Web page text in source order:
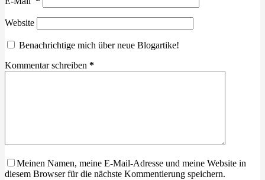
Website
Benachrichtige mich über neue Blogartike!
Kommentar schreiben *
Meinen Namen, meine E-Mail-Adresse und meine Website in
diesem Browser für die nächste Kommentierung speichern.